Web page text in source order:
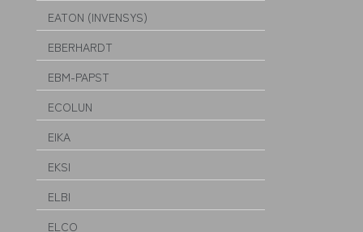
EATON (INVENSYS)
EBERHARDT
EBM-PAPST
ECOLUN
EIKA
EKSI
ELBI
ELCO